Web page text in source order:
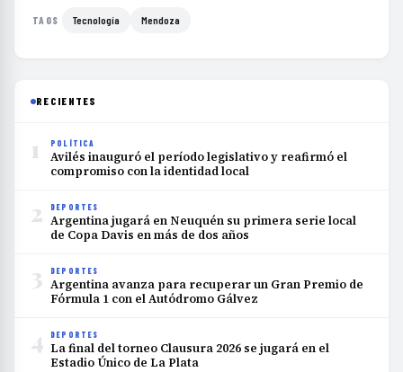
TAGS Tecnología Mendoza
RECIENTES
1 POLÍTICA
Avilés inauguró el período legislativo y reafirmó el
compromiso con la identidad local
2 DEPORTES
Argentina jugará en Neuquén su primera serie local
de Copa Davis en más de dos años
3 DEPORTES
Argentina avanza para recuperar un Gran Premio de
Fórmula 1 con el Autódromo Gálvez
4 DEPORTES
La final del torneo Clausura 2026 se jugará en el
Estadio Único de La Plata